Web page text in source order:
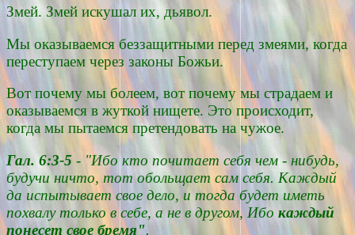
Змей. Змей искушал их, дьявол.
Мы оказываемся беззащитными перед змеями, когда
переступаем через законы Божьи.
Вот почему мы болеем, вот почему мы страдаем и
оказываемся в жуткой нищете. Это происходит,
когда мы пытаемся претендовать на чужое.
Гал. 6:3-5 - "Ибо кто почитает себя чем - нибудь,
будучи ничто, тот обольщает сам себя. Каждый
да испытывает свое дело, и тогда будет иметь
похвалу только в себе, а не в другом, Ибо каждый
понесет свое бремя".